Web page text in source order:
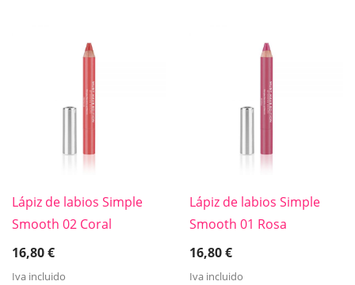
Lápiz de labios Simple
Smooth 02 Coral
16,80€
Iva incluido
Lápiz de labios Simple
Smooth 01 Rosa
16,80€
Iva incluido